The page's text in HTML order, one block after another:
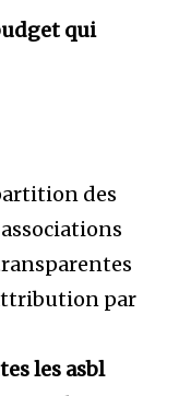
qui
des
par
les asbl